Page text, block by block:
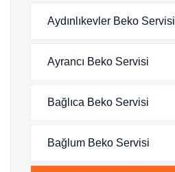
Aydınlıkevler Beko Servisi
Ayrancı Beko Servisi
Bağlıca Beko Servisi
Bağlum Beko Servisi